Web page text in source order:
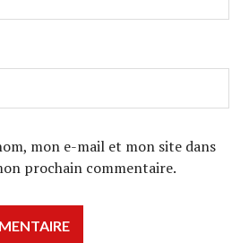
mon e-mail et mon site dans
prochain commentaire.